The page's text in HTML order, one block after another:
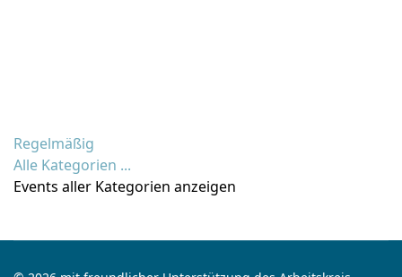
Regelmäßig
Alle Kategorien ...
Events aller Kategorien anzeigen